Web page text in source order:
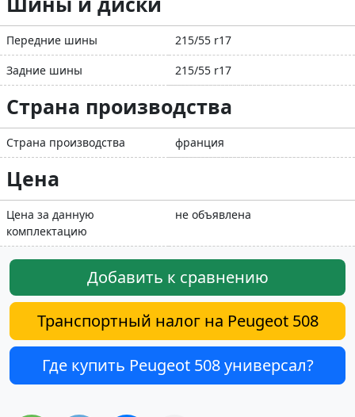
Передние шины
215/55 r17
Задние шины
215/55 r17
Страна производства
Страна производства франция
Цена
Цена за данную
комплектацию
не объявлена
Добавить к сравнению
Транспортный налог на Peugeot 508
Где купить Peugeot 508 универсал?